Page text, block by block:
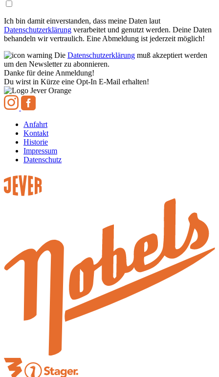
Ich bin damit einverstanden, dass meine Daten laut
Datenschutzerklärung verarbeitet und genutzt werden. Deine Daten
behandeln wir vertraulich. Eine Abmeldung ist jederzeit möglich!
Die Datenschutzerklärung muß akzeptiert werden
um den Newsletter zu abonnieren.
Danke für deine Anmeldung!
Du wirst in Kürze eine Opt-In E-Mail erhalten!
Anfahrt
Kontakt
Historie
Impressum
Datenschutz